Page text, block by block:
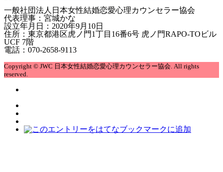
一般社団法人日本女性結婚恋愛心理カウンセラー協会
代表理事：宮城かな
設立年月日：2020年9月10日
住所：東京都港区虎ノ門1丁目16番6号 虎ノ門RAPO-TOビル
UCF 7階
電話：070-2658-9113
Copyright © JWC 日本女性結婚恋愛心理カウンセラー協会. All rights
reserved.